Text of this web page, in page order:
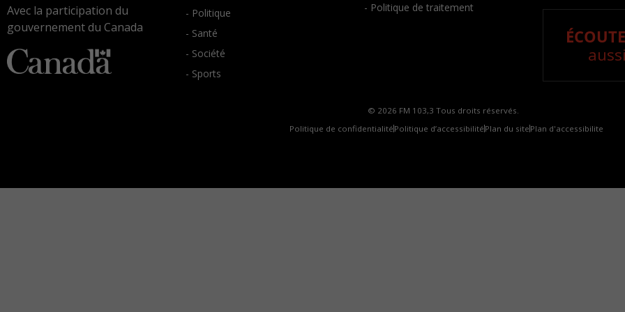
Avec la participation du
gouvernement du Canada
- Politique
- Santé
- Société
- Sports
- Politique de traitement
© 2026 FM 103,3 Tous droits réservés.
Politique de confidentialité Politique d’accessibilité Plan du site Plan d'accessibilite